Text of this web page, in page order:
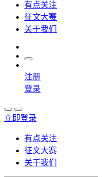
有点关注
征文大赛
关于我们
注册
登录
立即登录
有点关注
征文大赛
关于我们